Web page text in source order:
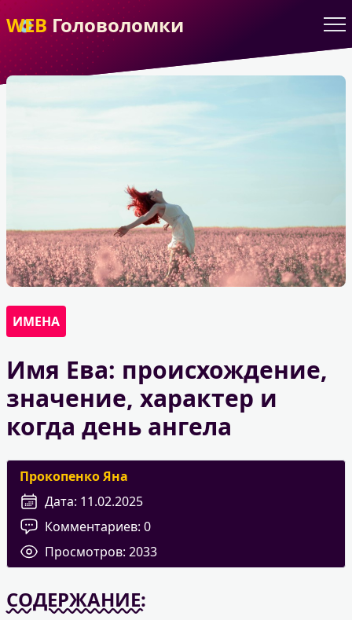
WEBГоловоломки
ИМЕНА
Имя Ева: происхождение,
значение, характер и
когда день ангела
Прокопенко Яна
Дата: 11.02.2025
Комментариев: 0
Просмотров: 2033
СОДЕРЖАНИЕ: